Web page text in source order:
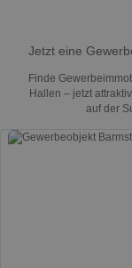
Jetzt eine
Finde
Hallen – jetzt
auf der